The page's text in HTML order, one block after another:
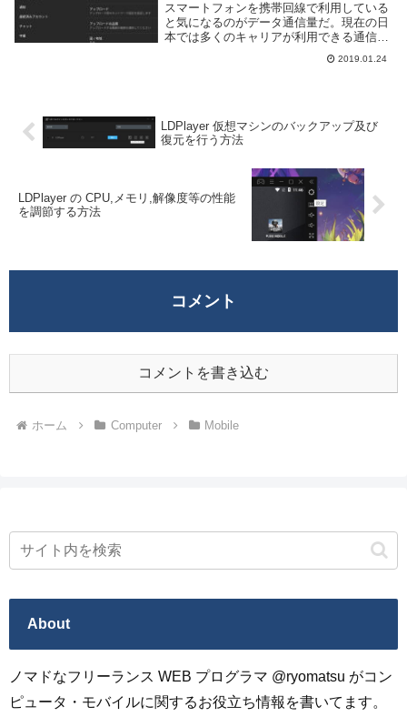
スマートフォンを携帯回線で利用している
と気になるのがデータ通信量だ。現在の日
本では多くのキャリアが利用できる通信量
に応じて変化する料金プランを採用してい
るため、現在どのくらいデータ通信を行っ
2019.01.24
LDPlayer 仮想マシンのバックアップ及び
復元を行う方法
LDPlayer の CPU,メモリ,解像度等の性能
を調節する方法
コメント
コメントを書き込む
ホーム Computer Mobile
About
ノマドなフリーランス WEB プログラマ @ryomatsu がコン
ピュータ・モバイルに関するお役立ち情報を書いてます。